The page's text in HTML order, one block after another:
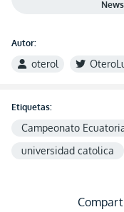
News
Autor:
oterol
Etiquetas:
Campeonato
universidad catolica